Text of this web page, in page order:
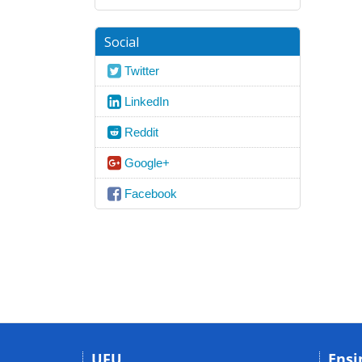
Social
Twitter
LinkedIn
Reddit
Google+
Facebook